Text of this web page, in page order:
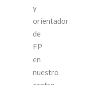
y
orientador
de
FP
en
nuestro